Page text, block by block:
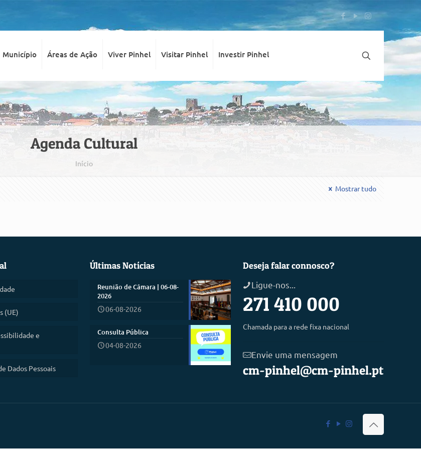
Município Áreas de Ação Viver Pinhel Visitar Pinhel Investir Pinhel
Agenda Cultural
Início
Mostrar tudo
(UE)
e
Dados Pessoais
Últimas Notícias
Reunião de Câmara | 06-08-
2026
06-08-2026
Consulta Pública
04-08-2026
Deseja falar connosco?
Ligue-nos...
271 410 000
Chamada para a rede fixa nacional
Envie uma mensagem
cm-pinhel@cm-pinhel.pt